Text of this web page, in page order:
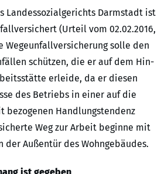
Landessozialgerichts Darmstadt ist
(Urteil vom 02.02.2016,
Wegeunfallversicherung solle den
schützen, die er auf dem Hin-
erleide, da er diesen
des Betriebs in einer auf die
bezogenen Handlungstendenz
Weg zur Arbeit beginne mit
der Außentür des Wohngebäudes.